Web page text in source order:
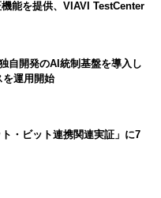
能を提供、VIAVI TestCenter
自開発のAI統制基盤を導入し
を運用開始
・ビット連携関連実証」に7